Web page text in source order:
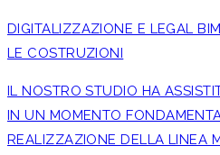
DIGITALIZZAZIONE E LEGAL
LE COSTRUZIONI
IL NOSTRO STUDIO HA
IN UN MOMENTO
REALIZZAZIONE DELLA LINEA